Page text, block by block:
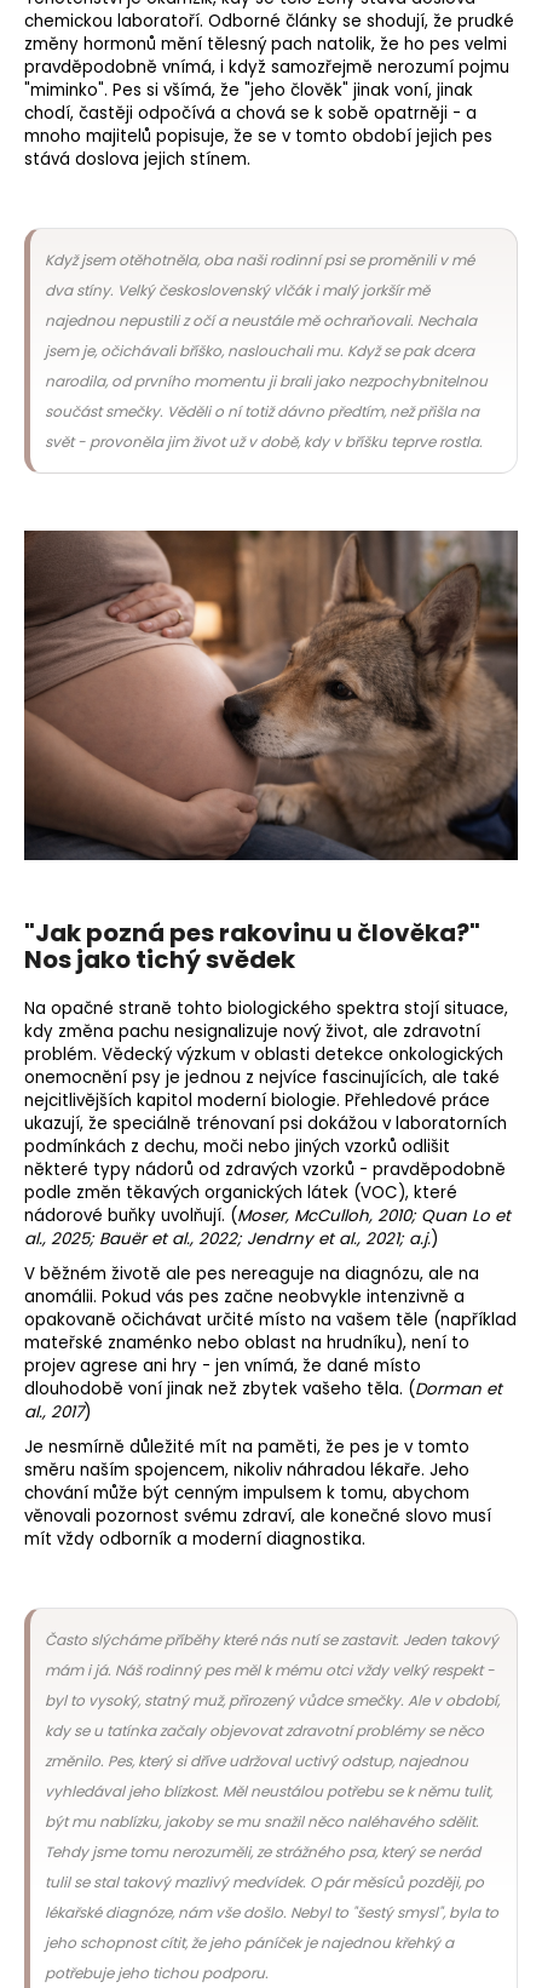
chemickou laboratoří. Odborné články se shodují, že prudké
změny hormonů mění tělesný pach natolik, že ho pes velmi
pravděpodobně vnímá, i když samozřejmě nerozumí pojmu
"miminko". Pes si všímá, že "jeho člověk" jinak voní, jinak
chodí, častěji odpočívá a chová se k sobě opatrněji - a
mnoho majitelů popisuje, že se v tomto období jejich pes
stává doslova jejich stínem.
Když jsem otěhotněla, oba naši rodinní psi se proměnili v mé
dva stíny. Velký československý vlčák i malý jorkšír mě
najednou nepustili z očí a neustále mě ochraňovali. Nechala
jsem je, očichávali bříško, naslouchali mu. Když se pak dcera
narodila, od prvního momentu ji brali jako nezpochybnitelnou
součást smečky. Věděli o ní totiž dávno předtím, než přišla na
svět - provoněla jim život už v době, kdy v bříšku teprve rostla.
"Jak pozná pes rakovinu u člověka?"
Nos jako tichý svědek
Na opačné straně tohto biologického spektra stojí situace,
kdy změna pachu nesignalizuje nový život, ale zdravotní
problém. Vědecký výzkum v oblasti detekce onkologických
onemocnění psy je jednou z nejvíce fascinujících, ale také
nejcitlivějších kapitol moderní biologie. Přehledové práce
ukazují, že speciálně trénovaní psi dokážou v laboratorních
podmínkách z dechu, moči nebo jiných vzorků odlišit
některé typy nádorů od zdravých vzorků - pravděpodobně
podle změn těkavých organických látek (VOC), které
nádorové buňky uvolňují. (Moser, McCulloh, 2010; Quan Lo et
al., 2025; Bauër et al., 2022; Jendrny et al., 2021; a.j.)
V běžném životě ale pes nereaguje na diagnózu, ale na
anomálii. Pokud vás pes začne neobvykle intenzivně a
opakovaně očichávat určité místo na vašem těle (například
mateřské znaménko nebo oblast na hrudníku), není to
projev agrese ani hry - jen vnímá, že dané místo
dlouhodobě voní jinak než zbytek vašeho těla. (Dorman et
al., 2017)
Je nesmírně důležité mít na paměti, že pes je v tomto
směru naším spojencem, nikoliv náhradou lékaře. Jeho
chování může být cenným impulsem k tomu, abychom
věnovali pozornost svému zdraví, ale konečné slovo musí
mít vždy odborník a moderní diagnostika.
Často slýcháme příběhy které nás nutí se zastavit. Jeden takový
mám i já. Náš rodinný pes měl k mému otci vždy velký respekt -
byl to vysoký, statný muž, přirozený vůdce smečky. Ale v období,
kdy se u tatínka začaly objevovat zdravotní problémy se něco
změnilo. Pes, který si dříve udržoval uctivý odstup, najednou
vyhledával jeho blízkost. Měl neustálou potřebu se k němu tulit,
být mu nablízku, jakoby se mu snažil něco naléhavého sdělit.
Tehdy jsme tomu nerozuměli, ze strážného psa, který se nerád
tulil se stal takový mazlivý medvídek. O pár měsíců později, po
lékařské diagnóze, nám vše došlo. Nebyl to "šestý smysl", byla to
jeho schopnost cítit, že jeho páníček je najednou křehký a
potřebuje jeho tichou podporu.